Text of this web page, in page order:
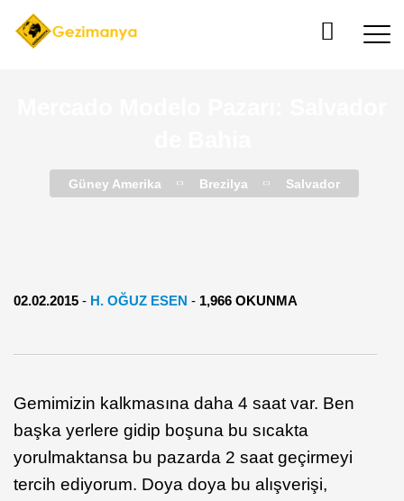
Güney Amerika Brezilya Salvador
02.02.2015 - H. OĞUZ ESEN - 1,966 OKUNMA
Gemimizin kalkmasına daha 4 saat var. Ben
başka yerlere gidip boşuna bu sıcakta
yorulmaktansa bu pazarda 2 saat geçirmeyi
tercih ediyorum. Doya doya bu alışverişi,